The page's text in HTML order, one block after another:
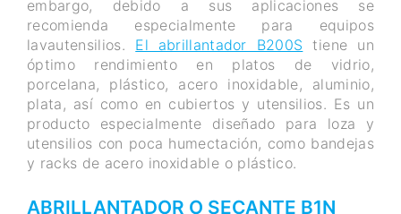
embargo, debido a sus aplicaciones se
recomienda especialmente para equipos
lavautensilios. El abrillantador B200S tiene un
óptimo rendimiento en platos de vidrio,
porcelana, plástico, acero inoxidable, aluminio,
plata, así como en cubiertos y utensilios. Es un
producto especialmente diseñado para loza y
utensilios con poca humectación, como bandejas
y racks de acero inoxidable o plástico.
ABRILLANTADOR O SECANTE B1N